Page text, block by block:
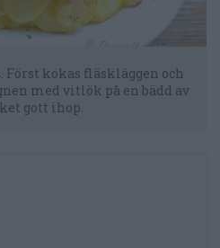
kokas fläskläggen och
med vitlök på en bädd av
gott ihop.